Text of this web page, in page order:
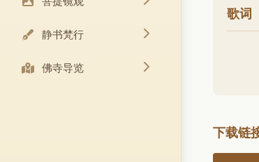
静书梵行
佛寺导览
歌词
下载链